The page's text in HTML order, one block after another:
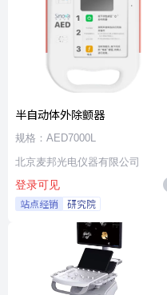
半自动体外除颤器
规格：AED7000L
北京麦邦光电仪器有限公司
登录可见
站点经销 研究院